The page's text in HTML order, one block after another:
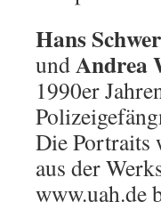
Hans
undAndrea
1990er
Die Portraits
aus der
www.uah.de